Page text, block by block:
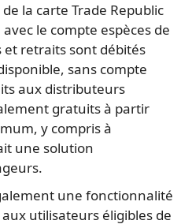
la carte Trade Republic
le compte espèces de
et retraits sont débités
sans compte
aux distributeurs
gratuits à partir
y compris à
une solution
une fonctionnalité
utilisateurs éligibles de